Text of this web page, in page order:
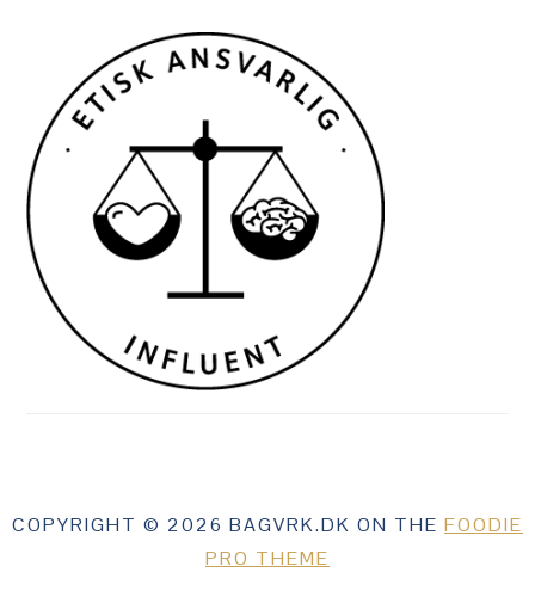
COPYRIGHT © 2026 BAGVRK.DK ON THE FOODIE
PRO THEME